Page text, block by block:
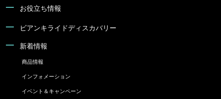
お役立ち情報
ビアンキライドディスカバリー
新着情報
商品情報
インフォメーション
イベント＆キャンペーン